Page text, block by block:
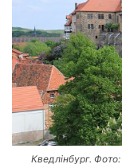
Кведлінбург. Фото: